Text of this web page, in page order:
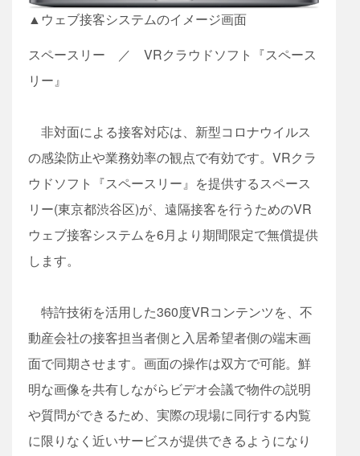
▲ウェブ接客システムのイメージ画面
スペースリー ／ VRクラウドソフト『スペース
リー』
非対面による接客対応は、新型コロナウイルス
の感染防止や業務効率の観点で有効です。VRクラ
ウドソフト『スペースリー』を提供するスペース
リー(東京都渋谷区)が、遠隔接客を行うためのVR
ウェブ接客システムを6月より期間限定で無償提供
します。
特許技術を活用した360度VRコンテンツを、不
動産会社の接客担当者側と入居希望者側の端末画
面で同期させます。画面の操作は双方で可能。鮮
明な画像を共有しながらビデオ会議で物件の説明
や質問ができるため、実際の現場に同行する内覧
に限りなく近いサービスが提供できるようになり